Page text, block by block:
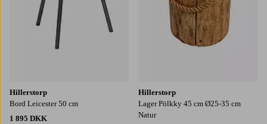
Hillerstorp
Bord Leicester 50 cm
1 895 DKK
Hillerstorp
Lager Pölkky 45 cm Ø25-35 cm
Natur